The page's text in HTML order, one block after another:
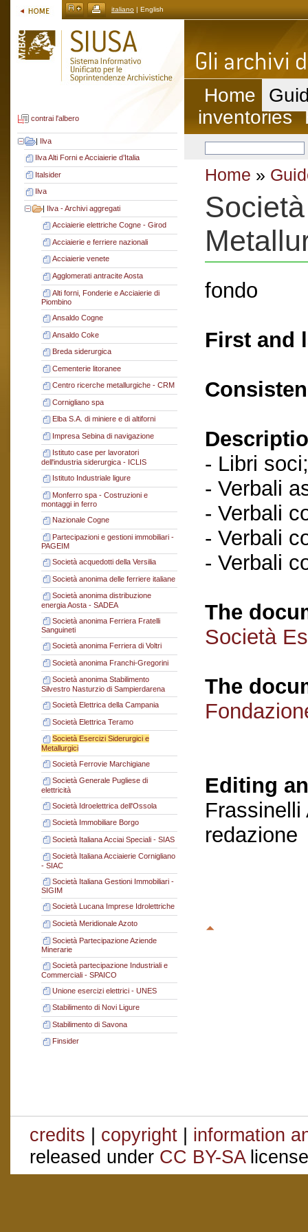
italiano | English
contrai l'albero
| Ilva
Ilva Alti Forni e Acciaierie d’Italia
Italsider
Ilva
| Ilva - Archivi aggregati
Acciaierie elettriche Cogne - Girod
Acciaierie e ferriere nazionali
Acciaierie venete
Agglomerati antracite Aosta
Alti forni, Fonderie e Acciaierie di
Piombino
Ansaldo Cogne
Ansaldo Coke
Breda siderurgica
Cementerie litoranee
Centro ricerche metallurgiche - CRM
Cornigliano spa
Elba S.A. di miniere e di altiforni
Impresa Sebina di navigazione
Istituto case per lavoratori
dell'industria siderurgica - ICLIS
Istituto Industriale ligure
Monferro spa - Costruzioni e
montaggi in ferro
Nazionale Cogne
Partecipazioni e gestioni immobiliari -
PAGEIM
Società acquedotti della Versilia
Società anonima delle ferriere italiane
Società anonima distribuzione
energia Aosta - SADEA
Società anonima Ferriera Fratelli
Sanguineti
Società anonima Ferriera di Voltri
Società anonima Franchi-Gregorini
Società anonima Stabilimento
Silvestro Nasturzio di Sampierdarena
Società Elettrica della Campania
Società Elettrica Teramo
Società Esercizi Siderurgici e
Metallurgici
Società Ferrovie Marchigiane
Società Generale Pugliese di
elettricità
Società Idroelettrica dell'Ossola
Società Immobiliare Borgo
Società Italiana Acciai Speciali - SIAS
Società Italiana Acciaierie Cornigliano
- SIAC
Società Italiana Gestioni Immobiliari -
SIGIM
Società Lucana Imprese Idrolettriche
Società Meridionale Azoto
Società Partecipazione Aziende
Minerarie
Società partecipazione Industriali e
Commerciali - SPAICO
Unione esercizi elettrici - UNES
Stabilimento di Novi Ligure
Stabilimento di Savona
Finsider
Home
inventories
Home »
fondo
First and
- Libri soci;
- Verbali
- Verbali
- Verbali
- Verbali
The
Società
The
Editing
Frassinelli
redazione
credits | copyright | information
released under CC BY-SA